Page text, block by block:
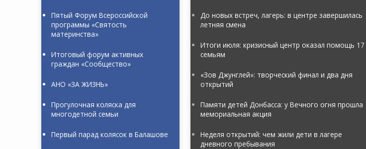
Пятый Форум Всероссийской
программы «Святость
материнства»
Итоговый форум активных
граждан «Сообщество»
АНО «ЗА ЖИЗНЬ»
Прогулочная коляска для
многодетной семьи
Первый парад колясок в Балашове
До новых встреч, лагерь: в центре завершилась
летняя смена
Итоги июля: кризисный центр оказал помощь 17
семьям
«Зов Джунглей»: творческий финал и два дня
открытий
Памяти детей Донбасса: у Вечного огня прошла
мемориальная акция
Неделя открытий: чем жили дети в лагере
дневного пребывания